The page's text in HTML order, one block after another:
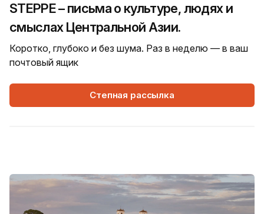
STEPPE – письма о культуре, людях и
смыслах Центральной Азии.
Коротко, глубоко и без шума. Раз в неделю — в ваш
почтовый ящик
Степная рассылка